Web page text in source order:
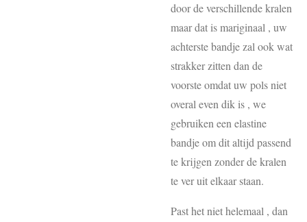
door de verschillende kralen
maar dat is mariginaal , uw
achterste bandje zal ook wat
strakker zitten dan de
voorste omdat uw pols niet
overal even dik is , we
gebruiken een elastine
bandje om dit altijd passend
te krijgen zonder de kralen
te ver uit elkaar staan.
Past het niet helemaal , dan